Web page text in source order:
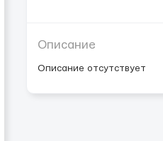
Описание
Описание отсутствует